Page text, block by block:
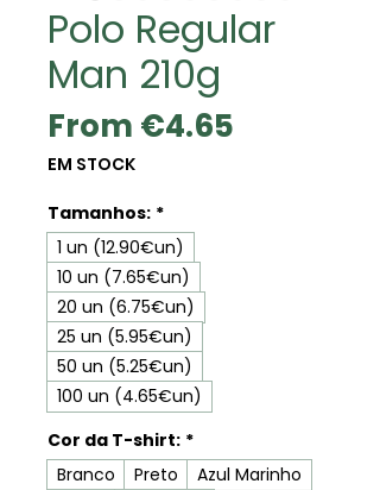
Polo Regular
Man 210g
From €4.65
EM STOCK
Tamanhos: *
1 un (12.90€un)
10 un (7.65€un)
20 un (6.75€un)
25 un (5.95€un)
50 un (5.25€un)
100 un (4.65€un)
Cor da T-shirt: *
Branco
Preto
Azul Marinho